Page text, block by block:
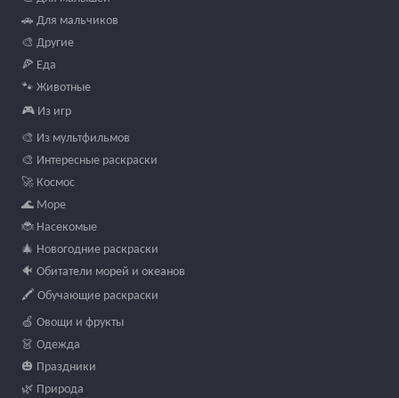
🚗 Для мальчиков
🎨 Другие
🍕 Еда
🐾 Животные
🎮 Из игр
🎨 Из мультфильмов
🎨 Интересные раскраски
🚀 Космос
🌊 Море
🐞 Насекомые
🎄 Новогодние раскраски
🐠 Обитатели морей и океанов
🖍️ Обучающие раскраски
🍏 Овощи и фрукты
👗 Одежда
🎃 Праздники
🌿 Природа